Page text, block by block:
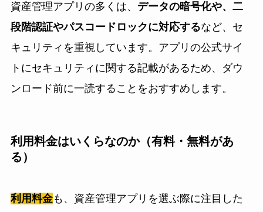
資産管理アプリの多くは、 データの暗号化や、二
段階認証やパスコードロックに対応するなど、セ
キュリティを重視しています。アプリの公式サイ
トにセキュリティに関する記載があるため、ダウ
ンロード前に一読することをおすすめします。
利用料金はいくらなのか（有料・無料があ
る）
利用料金も、資産管理アプリを選ぶ際に注目した